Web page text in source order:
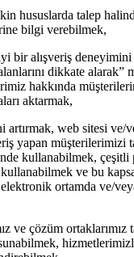
hususlarda talep
bilgi verebilmek,
bir alışveriş deneyimini
dikkate alarak”
hakkında
aktarmak,
artırmak, web sitesi ve/
yapan müşterilerimizi
kullanabilmek, çeşitli
ve bu
elektronik ortamda ve/
ve çözüm ortaklarımız